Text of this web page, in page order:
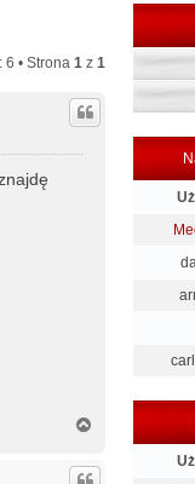
6 • Strona 1z 1
g